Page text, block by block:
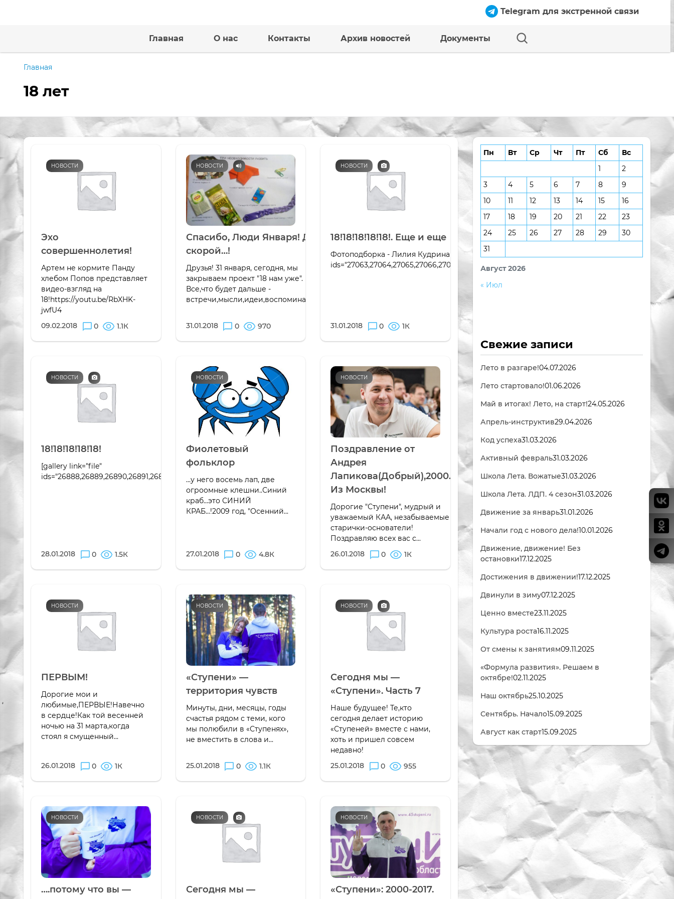
Telegram для экстренной связи
Главная О нас Контакты Архив новостей Документы
Главная
18 лет
НОВОСТИ
Эхо
совершеннолетия!
Артем не кормите Панду
хлебом Попов представляет
видео-взгляд на
18!https://youtu.be/RbXHK-
jwfU4
09.02.2018
0 1.1К
НОВОСТИ
Спасибо, Люди Января! До
скорой…!
Друзья! 31 января, сегодня, мы
закрываем проект "18 нам уже".
Все,что будет дальше -
встречи,мысли,идеи,воспоминания-...
31.01.2018 0 970
НОВОСТИ
18!18!18!18!18!. Еще и еще
Фотоподборка - Лилия Кудрина ("Фотостатус")[gallery link="file"
31.01.2018 0 1К
НОВОСТИ
18!18!18!18!18!
[gallery link="file"
28.01.2018 0 1.5К
НОВОСТИ
Фиолетовый
фольклор
...у него восемь лап, две
огроомные клешни..Синий
краб...это СИНИЙ
КРАБ...!2009 год, "Осенний...
27.01.2018 0 4.8К
НОВОСТИ
Поздравление от
Андрея
Лапикова(Добрый),2000.
Из Москвы!
Дорогие "Ступени", мудрый и
уважаемый КАА, незабываемые
старички-основатели!
Поздравляю всех вас с...
26.01.2018
0 1К
НОВОСТИ
ПЕРВЫМ!
Дорогие мои и
любимые,ПЕРВЫЕ!Навечно
в сердце!Как той весенней
ночью на 31 марта,когда
стоял я смущенный...
26.01.2018 0 1К
НОВОСТИ
«Ступени» —
территория чувств
Минуты, дни, месяцы, годы
счастья рядом с теми, кого
мы полюбили в «Ступенях»,
не вместить в слова и...
25.01.2018 0 1.1К
НОВОСТИ
Сегодня мы —
«Ступени». Часть 7
Наше будущее! Те,кто
сегодня делает историю
«Ступеней» вместе с нами,
хоть и пришел совсем
недавно!
25.01.2018
0 955
НОВОСТИ
….потому что вы —
НОВОСТИ
Сегодня мы —
НОВОСТИ
«Ступени»: 2000-2017.
Август 2026
Пн Вт Ср Чт Пт Сб
Вс
1
2
3
4 5 6 7 8
9
10
11 12 13 14 15
16
17
18 19 20 21 22
23
24
25 26 27 28 29
30
31
« Июл
Свежие записи
Лето в разгаре!04.07.2026
Лето стартовало!01.06.2026
Май в итогах! Лето, на старт!24.05.2026
Апрель-инструктив29.04.2026
Код успеха31.03.2026
Активный февраль31.03.2026
Школа Лета. Вожатые31.03.2026
Школа Лета. ЛДП. 4 сезон31.03.2026
Движение за январь31.01.2026
Начали год с нового дела!10.01.2026
Движение, движение! Без
остановки17.12.2025
Достижения в движении!17.12.2025
Двинули в зиму07.12.2025
Ценно вместе23.11.2025
Культура роста16.11.2025
От смены к занятиям09.11.2025
«Формула развития». Решаем в
октябре!02.11.2025
Наш октябрь25.10.2025
Сентябрь. Начало15.09.2025
Август как старт15.09.2025